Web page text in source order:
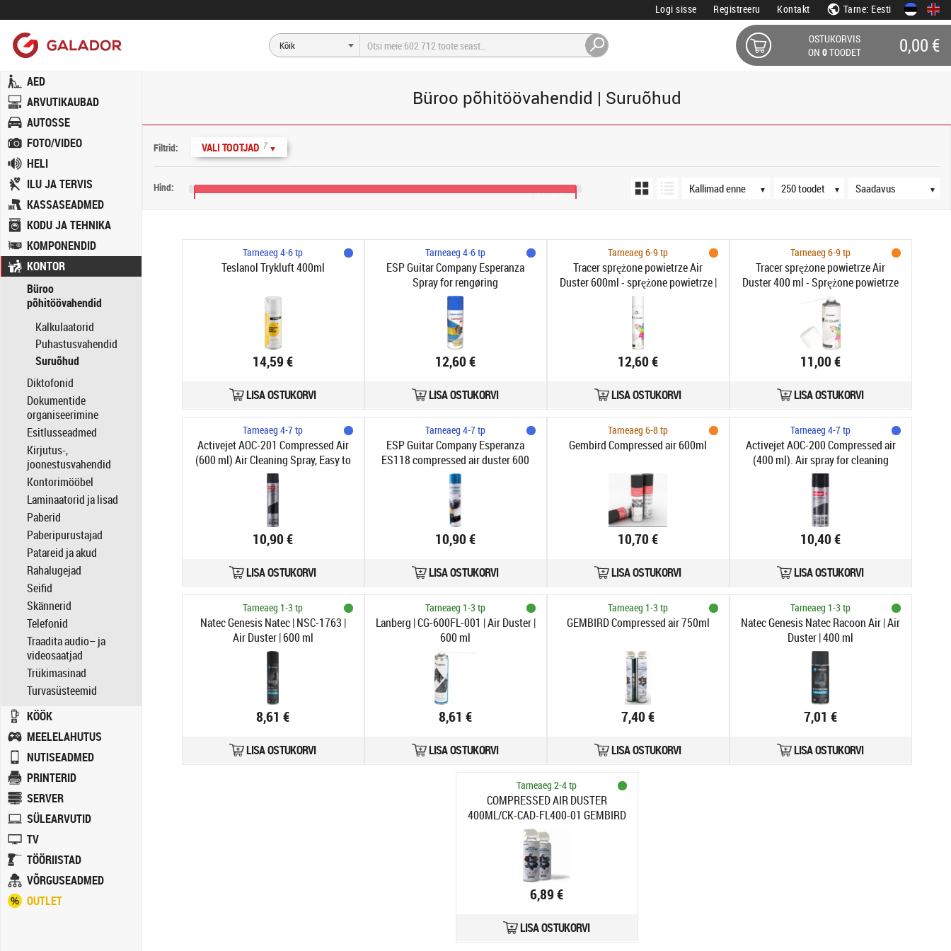
Logi sisse Registreeru Kontakt Tarne: Eesti
OSTUKORVIS
ON 0TOODET 0,00 €
AED
ARVUTIKAUBAD
AUTOSSE
FOTO/VIDEO
HELI
ILU JA TERVIS
KASSASEADMED
KODU JA TEHNIKA
KOMPONENDID
KONTOR
Büroo
põhitöövahendid
Kalkulaatorid
Puhastusvahendid
Suruõhud
Diktofonid
Dokumentide
organiseerimine
Esitlusseadmed
Kirjutus-,
joonestusvahendid
Kontorimööbel
Laminaatorid ja lisad
Paberid
Paberipurustajad
Patareid ja akud
Rahalugejad
Seifid
Skännerid
Telefonid
Traadita audio– ja
videosaatjad
Trükimasinad
Turvasüsteemid
KÖÖK
MEELELAHUTUS
NUTISEADMED
PRINTERID
SERVER
SÜLEARVUTID
TV
TÖÖRIISTAD
VÕRGUSEADMED
OUTLET
Büroo põhitöövahendid | Suruõhud
Filtrid: VALI TOOTJAD 7 ▼
Hind: ▼
Järjestus
▼
Tooteid lehel
▼
Saadavus
Tarneaeg 4-6 tp
Teslanol Trykluft 400ml
14,59 €
LISA OSTUKORVI
Tarneaeg 4-6 tp
ESP Guitar Company Esperanza
Spray for rengøring
12,60 €
LISA OSTUKORVI
Tarneaeg 6-9 tp
Tracer sprężone powietrze Air
Duster 600ml - sprężone powietrze |
Air Duster | 600 ml
12,60 €
LISA OSTUKORVI
Tarneaeg 6-9 tp
Tracer sprężone powietrze Air
Duster 400 ml - Sprężone powietrze
| pojemność 400 ml | rurka w
zestawie
11,00 €
LISA OSTUKORVI
Tarneaeg 4-7 tp
Activejet AOC-201 Compressed Air
(600 ml) Air Cleaning Spray, Easy to
Clean Hard to Reach Places
10,90 €
LISA OSTUKORVI
Tarneaeg 4-7 tp
ESP Guitar Company Esperanza
ES118 compressed air duster 600
ml
10,90 €
LISA OSTUKORVI
Tarneaeg 6-8 tp
Gembird Compressed air 600ml
10,70 €
LISA OSTUKORVI
Tarneaeg 4-7 tp
Activejet AOC-200 Compressed air
(400 ml). Air spray for cleaning
hard-to-reach places
10,40 €
LISA OSTUKORVI
Tarneaeg 1-3 tp
Natec Genesis Natec | NSC-1763 |
Air Duster | 600 ml
8,61 €
LISA OSTUKORVI
Tarneaeg 1-3 tp
Lanberg | CG-600FL-001 | Air Duster |
600 ml
8,61 €
LISA OSTUKORVI
Tarneaeg 1-3 tp
GEMBIRD Compressed air 750ml
7,40 €
LISA OSTUKORVI
Tarneaeg 1-3 tp
Natec Genesis Natec Racoon Air | Air
Duster | 400 ml
7,01 €
LISA OSTUKORVI
Tarneaeg 2-4 tp
COMPRESSED AIR DUSTER
400ML/CK-CAD-FL400-01 GEMBIRD
6,89 €
LISA OSTUKORVI